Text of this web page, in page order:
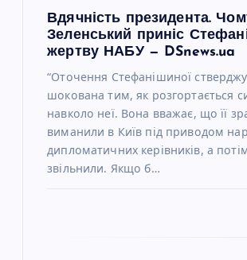
Вдячність президента.
Зеленський приніс
жертву НАБУ — DSnews.ua
“Оточення Стефанішиної
шокована тим, як розгортається
навколо неї. Вона вважає, що її
виманили в Київ під приводом
дипломатичних керівників, а
звільнили. Якщо б…